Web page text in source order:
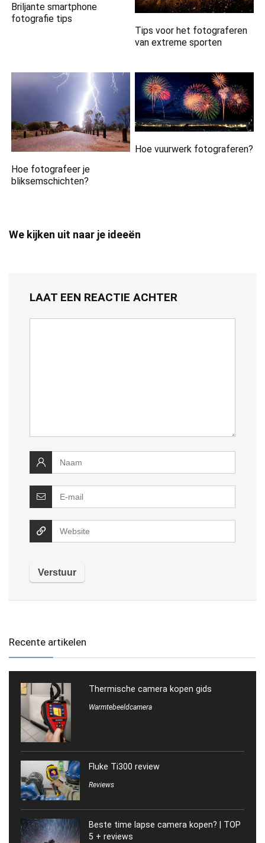
Briljante smartphone
fotografie tips
Tips voor het fotograferen
van extreme sporten
Hoe fotografeer je
bliksemschichten?
Hoe vuurwerk fotograferen?
We kijken uit naar je ideeën
LAAT EEN REACTIE ACHTER
Recente artikelen
Thermische camera kopen gids
Warmtebeeldcamera
Fluke Ti300 review
Reviews
Beste time lapse camera kopen? | TOP
5 + reviews